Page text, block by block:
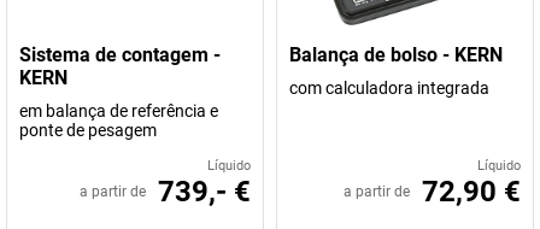
Sistema de contagem -
KERN
em balança de referência e
ponte de pesagem
Líquido
a partir de 739,- €
Balança de bolso - KERN
com calculadora integrada
Líquido
a partir de 72,90 €